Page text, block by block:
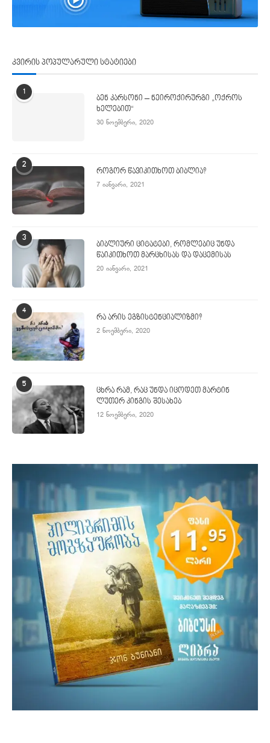
კვირის პოპულარული სტატიები
1
ბენ კარსონი – ნეიროქირურგი „ოქროს
ხელებით“
30 ნოემბერი, 2020
2
როგორ წავიკითხოთ ბიბლია?
7 იანვარი, 2021
3
ბიბლიური ციტატები, რომლებიც უნდა
წაიკითხოთ მარცხისას და დაცემისას
20 იანვარი, 2021
4
რა არის ეგზისტენციალიზმი?
2 ნოემბერი, 2020
5
ცხრა რამ, რაც უნდა იცოდეთ მარტინ
ლუთერ კინგის შესახებ
12 ნოემბერი, 2020